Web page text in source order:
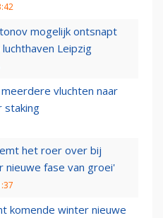
mogelijk ontsnapt
Leipzig
vluchten naar
staking
het roer over bij
nieuwe fase van groei'
komende winter nieuwe